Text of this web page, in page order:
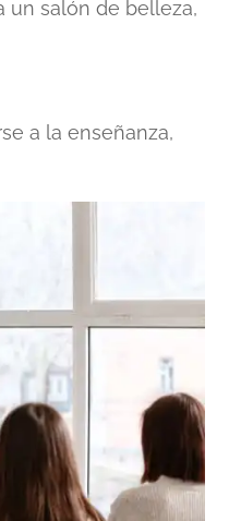
un salón de belleza,
a la enseñanza,